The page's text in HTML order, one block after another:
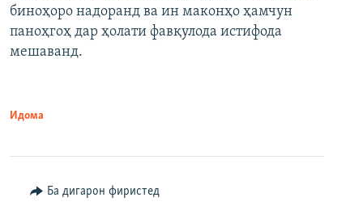
биноҳоро надоранд ва ин маконҳо ҳамчун
паноҳгоҳ дар ҳолати фавқулода истифода
мешаванд.
Идома
Ба дигарон фиристед